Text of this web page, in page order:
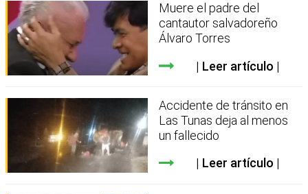
Muere el padre del
cantautor salvadoreño
Álvaro Torres
Leer artículo
Accidente de tránsito en
Las Tunas deja al menos
un fallecido
Leer artículo